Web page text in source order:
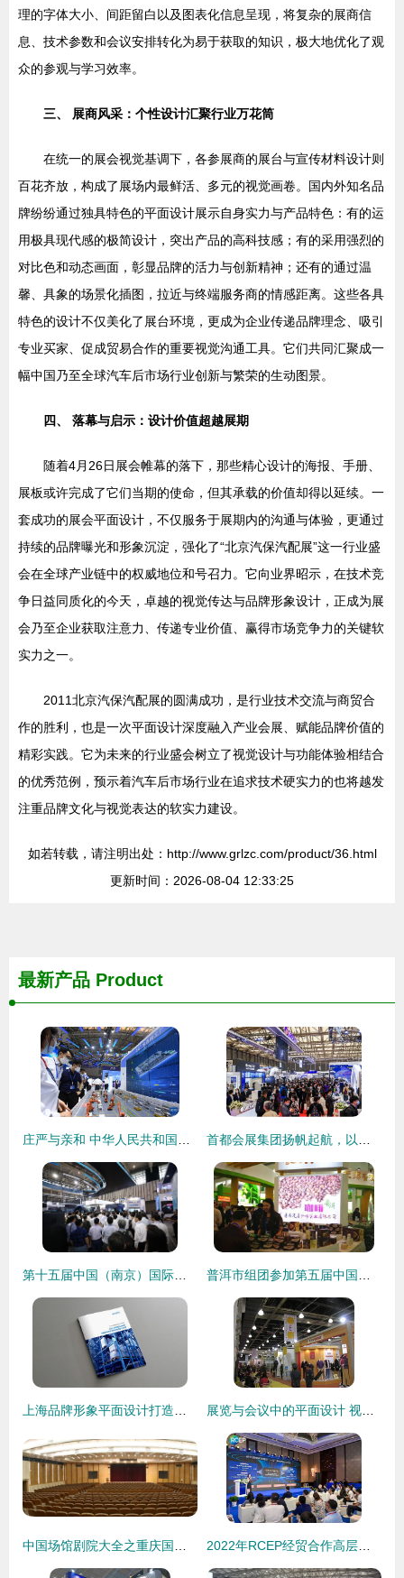
理的字体大小、间距留白以及图表化信息呈现，将复杂的展商信
息、技术参数和会议安排转化为易于获取的知识，极大地优化了观
众的参观与学习效率。
三、 展商风采：个性设计汇聚行业万花筒
在统一的展会视觉基调下，各参展商的展台与宣传材料设计则
百花齐放，构成了展场内最鲜活、多元的视觉画卷。国内外知名品
牌纷纷通过独具特色的平面设计展示自身实力与产品特色：有的运
用极具现代感的极简设计，突出产品的高科技感；有的采用强烈的
对比色和动态画面，彰显品牌的活力与创新精神；还有的通过温
馨、具象的场景化插图，拉近与终端服务商的情感距离。这些各具
特色的设计不仅美化了展台环境，更成为企业传递品牌理念、吸引
专业买家、促成贸易合作的重要视觉沟通工具。它们共同汇聚成一
幅中国乃至全球汽车后市场行业创新与繁荣的生动图景。
四、 落幕与启示：设计价值超越展期
随着4月26日展会帷幕的落下，那些精心设计的海报、手册、
展板或许完成了它们当期的使命，但其承载的价值却得以延续。一
套成功的展会平面设计，不仅服务于展期内的沟通与体验，更通过
持续的品牌曝光和形象沉淀，强化了“北京汽保汽配展”这一行业盛
会在全球产业链中的权威地位和号召力。它向业界昭示，在技术竞
争日益同质化的今天，卓越的视觉传达与品牌形象设计，正成为展
会乃至企业获取注意力、传递专业价值、赢得市场竞争力的关键软
实力之一。
2011北京汽保汽配展的圆满成功，是行业技术交流与商贸合
作的胜利，也是一次平面设计深度融入产业会展、赋能品牌价值的
精彩实践。它为未来的行业盛会树立了视觉设计与功能体验相结合
的优秀范例，预示着汽车后市场行业在追求技术硬实力的也将越发
注重品牌文化与视觉表达的软实力建设。
如若转载，请注明出处：http://www.grlzc.com/product/36.html
更新时间：2026-08-04 12:33:25
最新产品 Product